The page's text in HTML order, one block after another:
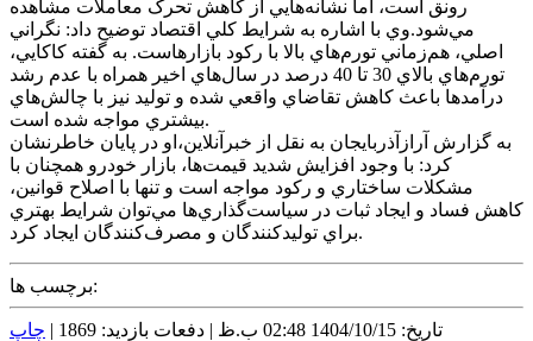
رونق است، اما نشانه‌هايي از کاهش تحرک معاملات مشاهده
مي‌شود.وي با اشاره به شرايط کلي اقتصاد توضيح داد: نگراني
اصلي، هم‌زماني تورم‌هاي بالا با رکود بازارهاست. به گفته کاکايي،
تورم‌هاي بالاي 30 تا 40 درصد در سال‌هاي اخير همراه با عدم رشد
درآمدها باعث کاهش تقاضاي واقعي شده و توليد نيز با چالش‌هاي
بيشتري مواجه شده است.
به گزارش آرازآذربايجان به نقل از خبرآنلاين،او در پايان خاطرنشان
کرد: با وجود افزايش شديد قيمت‌ها، بازار خودرو همچنان با
مشکلات ساختاري و رکود مواجه است و تنها با اصلاح قوانين،
کاهش فساد و ايجاد ثبات در سياست‌گذاري‌ها مي‌توان شرايط بهتري
براي توليدکنندگان و مصرف‌کنندگان ايجاد کرد.
برچسب ها:
تاریخ: 1404/10/15 02:48 ب.ظ | دفعات بازدید: 1869 | چاپ